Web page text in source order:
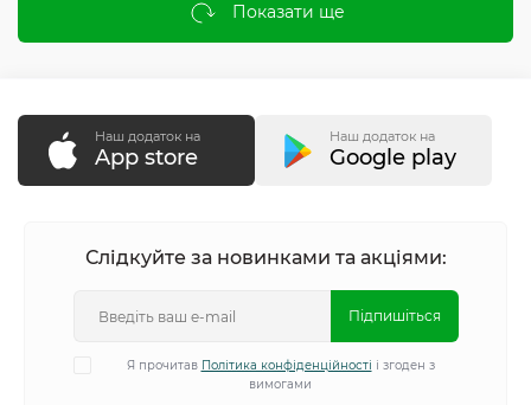
Показати ще
Наш додаток на
App store
Наш додаток на
Google play
Слідкуйте за новинками та акціями:
Підпишіться
Я прочитав Політика конфіденційності і згоден з
вимогами